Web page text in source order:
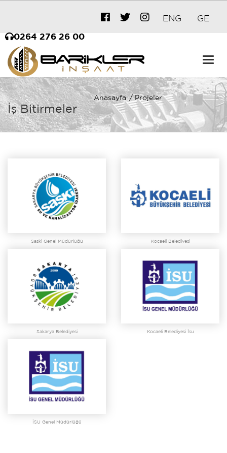
ENG
GE
0264 276 26 00
İş Bitirmeler
Anasayfa Projeler
Saski Genel Müdürlüğü Kocaeli Belediyesi
Sakarya Belediyesi Kocaeli Belediyesi İsu
İSU Genel Müdürlüğü